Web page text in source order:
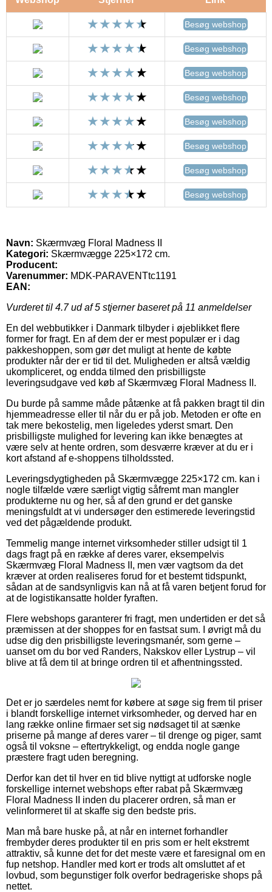
Besøg webshop
Besøg webshop
Besøg webshop
Besøg webshop
Besøg webshop
Besøg webshop
Besøg webshop
Besøg webshop
Navn: Skærmvæg Floral Madness II
Kategori: Skærmvægge 225×172 cm.
Producent:
Varenummer: MDK-PARAVENTtc1191
EAN:
Vurderet til 4.7ud af 5 stjerner baseret på 11 anmeldelser
En del webbutikker i Danmark tilbyder i øjeblikket flere
former for fragt. En af dem der er mest populær er i dag
pakkeshoppen, som gør det muligt at hente de købte
produkter når der er tid til det. Muligheden er altså vældig
ukompliceret, og endda tilmed den prisbilligste
leveringsudgave ved køb af Skærmvæg Floral Madness II.
Du burde på samme måde påtænke at få pakken bragt til din
hjemmeadresse eller til når du er på job. Metoden er ofte en
tak mere bekostelig, men ligeledes yderst smart. Den
prisbilligste mulighed for levering kan ikke benægtes at
være selv at hente ordren, som desværre kræver at du er i
kort afstand af e-shoppens tilholdssted.
Leveringsdygtigheden på Skærmvægge 225×172 cm. kan i
nogle tilfælde være særligt vigtig såfremt man mangler
produkterne nu og her, så af den grund er det ganske
meningsfuldt at vi undersøger den estimerede leveringstid
ved det pågældende produkt.
Temmelig mange internet virksomheder stiller udsigt til 1
dags fragt på en række af deres varer, eksempelvis
Skærmvæg Floral Madness II, men vær vagtsom da det
kræver at orden realiseres forud for et bestemt tidspunkt,
sådan at de sandsynligvis kan nå at få varen betjent forud for
at de logistikansatte holder fyraften.
Flere webshops garanterer fri fragt, men undertiden er det så
præmissen at der shoppes for en fastsat sum. I øvrigt må du
udse dig den prisbilligste leveringsmanér, som gerne –
uanset om du bor ved Randers, Nakskov eller Lystrup – vil
blive at få dem til at bringe ordren til et afhentningssted.
Det er jo særdeles nemt for købere at søge sig frem til priser
i blandt forskellige internet virksomheder, og derved har en
lang række online firmaer set sig nødsaget til at sænke
priserne på mange af deres varer – til drenge og piger, samt
også til voksne – eftertrykkeligt, og endda nogle gange
præstere fragt uden beregning.
Derfor kan det til hver en tid blive nyttigt at udforske nogle
forskellige internet webshops efter rabat på Skærmvæg
Floral Madness II inden du placerer ordren, så man er
velinformeret til at skaffe sig den bedste pris.
Man må bare huske på, at når en internet forhandler
frembyder deres produkter til en pris som er helt ekstremt
attraktiv, så kunne det for det meste være et faresignal om en
fup netshop. Handler med kort er trods alt omsluttet af et
lovbud, som begunstiger folk overfor bedrageriske shops på
nettet.